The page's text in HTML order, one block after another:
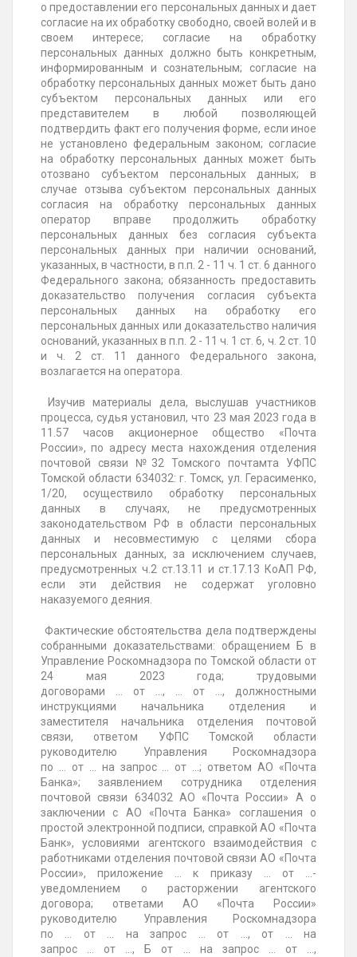
о предоставлении его персональных данных и дает
согласие на их обработку свободно, своей волей и в
своем интересе; согласие на обработку
персональных данных должно быть конкретным,
информированным и сознательным; согласие на
обработку персональных данных может быть дано
субъектом персональных данных или его
представителем в любой позволяющей
подтвердить факт его получения форме, если иное
не установлено федеральным законом; согласие
на обработку персональных данных может быть
отозвано субъектом персональных данных; в
случае отзыва субъектом персональных данных
согласия на обработку персональных данных
оператор вправе продолжить обработку
персональных данных без согласия субъекта
персональных данных при наличии оснований,
указанных, в частности, в п.п. 2 - 11 ч. 1 ст. 6 данного
Федерального закона; обязанность предоставить
доказательство получения согласия субъекта
персональных данных на обработку его
персональных данных или доказательство наличия
оснований, указанных в п.п. 2 - 11 ч. 1 ст. 6, ч. 2 ст. 10
и ч. 2 ст. 11 данного Федерального закона,
возлагается на оператора.
Изучив материалы дела, выслушав участников
процесса, судья установил, что 23 мая 2023 года в
11.57 часов акционерное общество «Почта
России», по адресу места нахождения отделения
почтовой связи №32 Томского почтамта УФПС
Томской области 634032: г. Томск, ул. Герасименко,
1/20, осуществило обработку персональных
данных в случаях, не предусмотренных
законодательством РФ в области персональных
данных и несовместимую с целями сбора
персональных данных, за исключением случаев,
предусмотренных ч.2 ст.13.11 и ст.17.13 КоАП РФ,
если эти действия не содержат уголовно
наказуемого деяния.
Фактические обстоятельства дела подтверждены
собранными доказательствами: обращением Б в
Управление Роскомнадзора по Томской области от
24 мая 2023 года; трудовыми
договорами ... от ..., ... от ..., должностными
инструкциями начальника отделения и
заместителя начальника отделения почтовой
связи, ответом УФПС Томской области
руководителю Управления Роскомнадзора
по ... от ... на запрос ... от ...; ответом АО «Почта
Банка»; заявлением сотрудника отделения
почтовой связи 634032 АО «Почта России» А о
заключении с АО «Почта Банка» соглашения о
простой электронной подписи, справкой АО «Почта
Банк», условиями агентского взаимодействия с
работниками отделения почтовой связи АО «Почта
России», приложение ... к приказу ... от ...-
уведомлением о расторжении агентского
договора; ответами АО «Почта России»
руководителю Управления Роскомнадзора
по ... от ... на запрос ... от ..., от ... на
запрос ... от ..., Б от ... на запрос ... от ...,